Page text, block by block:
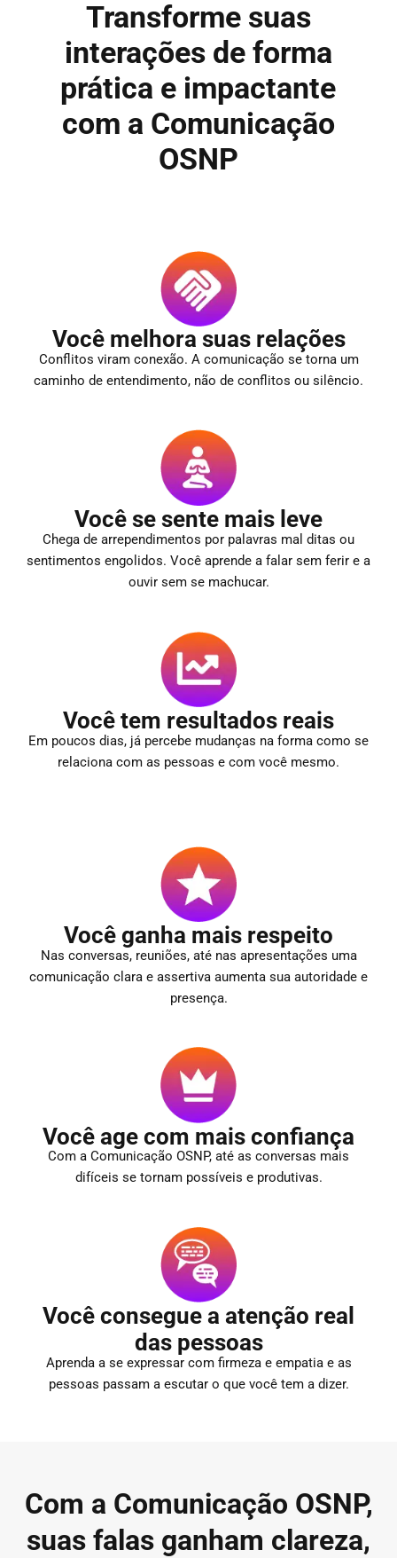
Transforme suas
interações de forma
prática e impactante
com a Comunicação
OSNP
Você melhora suas relações
Conflitos viram conexão. A comunicação se torna um
caminho de entendimento, não de conflitos ou silêncio.
Você se sente mais leve
Chega de arrependimentos por palavras mal ditas ou
sentimentos engolidos. Você aprende a falar sem ferir e a
ouvir sem se machucar.
Você tem resultados reais
Em poucos dias, já percebe mudanças na forma como se
relaciona com as pessoas e com você mesmo.
Você ganha mais respeito
Nas conversas, reuniões, até nas apresentações uma
comunicação clara e assertiva aumenta sua autoridade e
presença.
Você age com mais confiança
Com a Comunicação OSNP, até as conversas mais
difíceis se tornam possíveis e produtivas.
Você consegue a atenção real
das pessoas
Aprenda a se expressar com firmeza e empatia e as
pessoas passam a escutar o que você tem a dizer.
Com a Comunicação OSNP,
suas falas ganham clareza,